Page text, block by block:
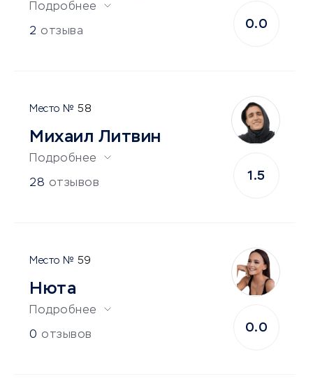
Подробнее
2 отзыва
0.0
58
Михаил Литвин
Подробнее
28 отзывов
1.5
59
Нюта
Подробнее
0 отзывов
0.0